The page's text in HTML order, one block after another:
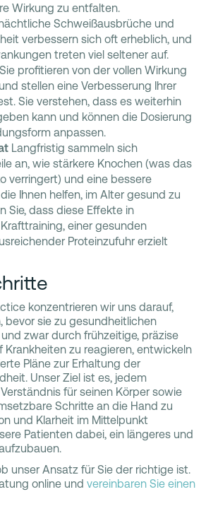
Wirkung zu entfalten.
Schweißausbrüche und
verbessern sich oft erheblich, und
treten viel seltener auf.
Sie profitieren von der vollen Wirkung
stellen eine Verbesserung Ihrer
Sie verstehen, dass es weiterhin
kann und können die Dosierung
anpassen.
Langfristig sammeln sich
an, wie stärkere Knochen (was das
verringert) und eine bessere
Ihnen helfen, im Alter gesund zu
Sie, dass diese Effekte in
einer gesunden
Proteinzufuhr erzielt
konzentrieren wir uns darauf,
bevor sie zu gesundheitlichen
zwar durch frühzeitige, präzise
Krankheiten zu reagieren, entwickeln
Pläne zur Erhaltung der
Unser Ziel ist es, jedem
für seinen Körper sowie
Schritte an die Hand zu
und Klarheit im Mittelpunkt
Patienten dabei, ein längeres und
unser Ansatz für Sie der richtige ist.
online und vereinbaren Sie einen